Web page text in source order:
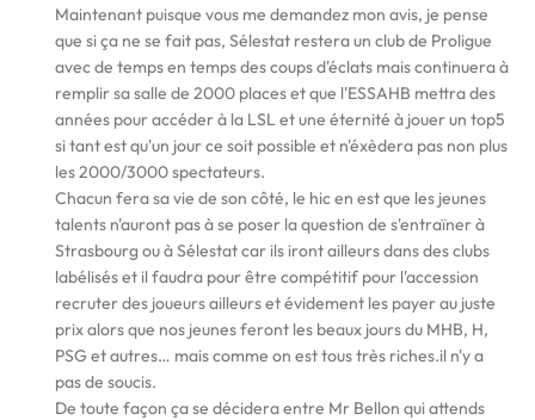
Maintenant puisque vous me demandez mon avis, je pense
que si ça ne se fait pas, Sélestat restera un club de Proligue
avec de temps en temps des coups d'éclats mais continuera à
remplir sa salle de 2000 places et que l'ESSAHB mettra des
années pour accéder à la LSL et une éternité à jouer un top5
si tant est qu'un jour ce soit possible et n'éxèdera pas non plus
les 2000/3000 spectateurs.
Chacun fera sa vie de son côté, le hic en est que les jeunes
talents n'auront pas à se poser la question de s'entraïner à
Strasbourg ou à Sélestat car ils iront ailleurs dans des clubs
labélisés et il faudra pour être compétitif pour l'accession
recruter des joueurs ailleurs et évidement les payer au juste
prix alors que nos jeunes feront les beaux jours du MHB, H,
PSG et autres… mais comme on est tous très riches.il n'y a
pas de soucis.
De toute façon ça se décidera entre Mr Bellon qui attends